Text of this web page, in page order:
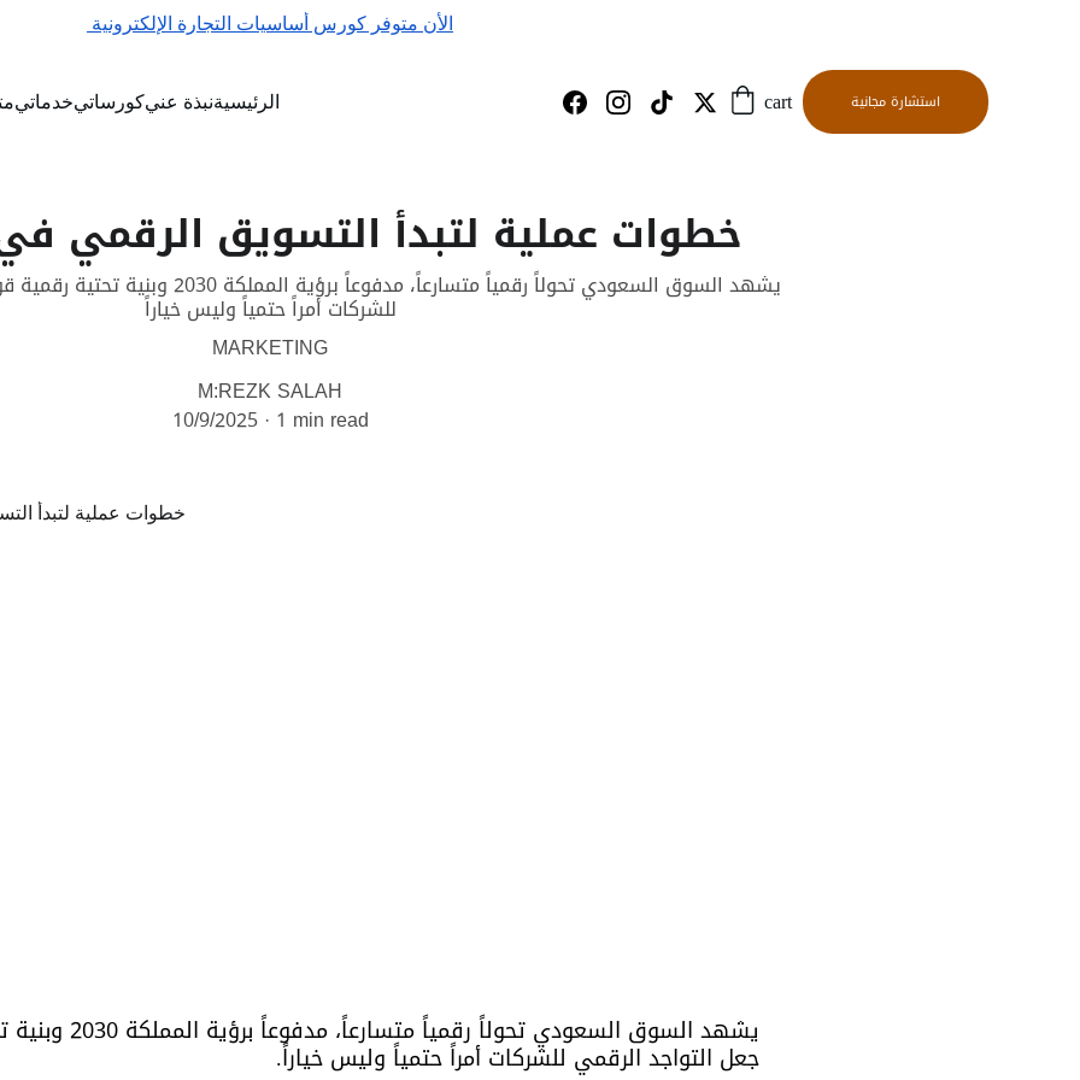
الأن متوفر كورس أساسيات التجارة الإلكترونية
خدماتيكورساتينبذة عنيالرئيسية cart استشارة مجانية
خطوات عملية لتبدأ التسويق الرقمي
يشهد السوق السعودي تحولاً رقمياً متسارعاً،
للشركات أمراً حتمياً وليس خياراً
MARKETING
M:REZK SALAH
10/9/2025 1 min read
يشهد السوق السعودي
جعل التواجد الرقمي للشركات أمراً حتمياً وليس خياراً.